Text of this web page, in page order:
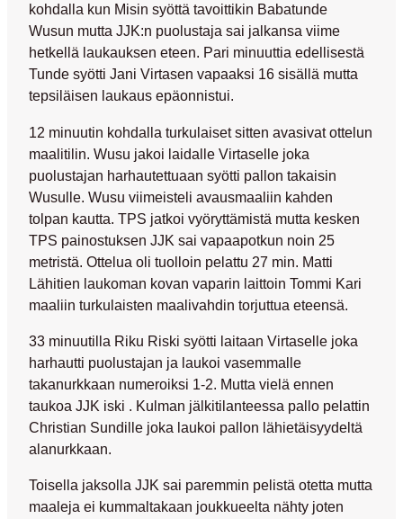
kohdalla kun Misin syöttä tavoittikin Babatunde
Wusun mutta JJK:n puolustaja sai jalkansa viime
hetkellä laukauksen eteen. Pari minuuttia edellisestä
Tunde syötti Jani Virtasen vapaaksi 16 sisällä mutta
tepsiläisen laukaus epäonnistui.
12 minuutin kohdalla turkulaiset sitten avasivat ottelun
maalitilin. Wusu jakoi laidalle Virtaselle joka
puolustajan harhautettuaan syötti pallon takaisin
Wusulle. Wusu viimeisteli avausmaaliin kahden
tolpan kautta. TPS jatkoi vyöryttämistä mutta kesken
TPS painostuksen JJK sai vapaapotkun noin 25
metristä. Ottelua oli tuolloin pelattu 27 min. Matti
Lähitien laukoman kovan vaparin laittoin Tommi Kari
maaliin turkulaisten maalivahdin torjuttua eteensä.
33 minuutilla Riku Riski syötti laitaan Virtaselle joka
harhautti puolustajan ja laukoi vasemmalle
takanurkkaan numeroiksi 1-2. Mutta vielä ennen
taukoa JJK iski . Kulman jälkitilanteessa pallo pelattin
Christian Sundille joka laukoi pallon lähietäisyydeltä
alanurkkaan.
Toisella jaksolla JJK sai paremmin pelistä otetta mutta
maaleja ei kummaltakaan joukkueelta nähty joten